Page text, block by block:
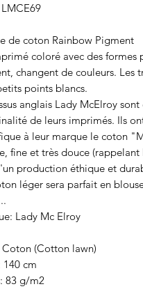
LMCE69
de coton Rainbow Pigment
coloré avec des formes
changent de couleurs. Les
points blancs.
anglais Lady McElroy
de leurs imprimés. Ils
à leur marque le coton
fine et très douce
production éthique et
léger sera parfait en
Lady Mc Elroy
Coton (Cotton lawn)
140 cm
83 g/m2